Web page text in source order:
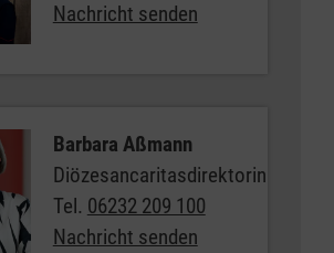
Nachricht senden
Barbara Aßmann
Diözesancaritasdirektorin
Tel. 06232 209 100
Nachricht senden